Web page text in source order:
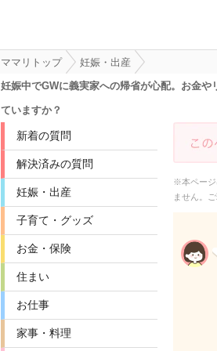
ママリトップ
妊娠・出産
妊娠中でGWに義実家への帰省が心配。お金
ていますか？
新着の質問
解決済みの質問
妊娠・出産
子育て・グッズ
お金・保険
住まい
お仕事
家事・料理
※本ページ
ません。